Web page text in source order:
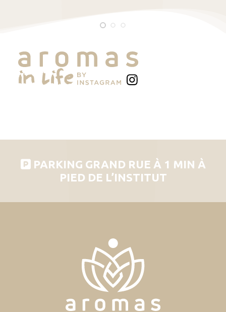
PARKING GRAND RUE À 1 MIN À
PIED DE L’INSTITUT